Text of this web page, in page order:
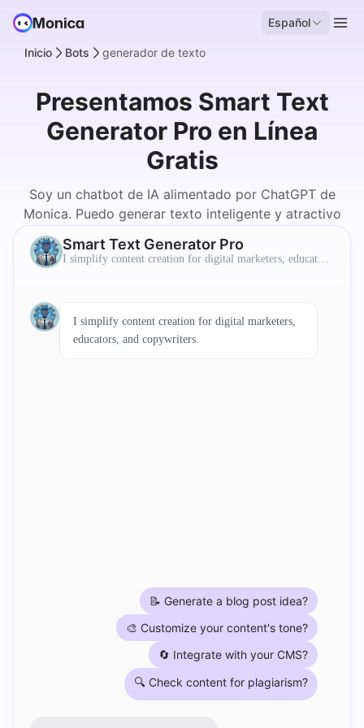
Español
Inicio Bots generador de texto
Presentamos Smart Text
Generator Pro en Línea
Gratis
Soy un chatbot de IA alimentado por ChatGPT de
Monica. Puedo generar texto inteligente y atractivo
Smart Text Generator Pro
I simplify content creation for digital marketers, educator
I simplify content creation for digital marketers,
educators, and copywriters.
📝 Generate a blog post idea?
🎨 Customize your content's tone?
🔄 Integrate with your CMS?
🔍 Check content for plagiarism?